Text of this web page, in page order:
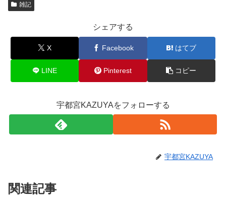
雑記
シェアする
X Facebook はてブ
LINE Pinterest コピー
宇都宮KAZUYAをフォローする
宇都宮KAZUYA
関連記事